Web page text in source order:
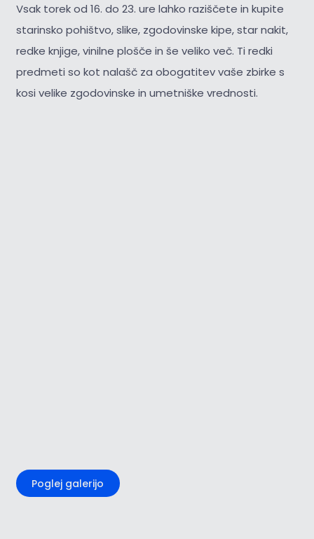
Vsak torek od 16. do 23. ure lahko raziščete in kupite
starinsko pohištvo, slike, zgodovinske kipe, star nakit,
redke knjige, vinilne plošče in še veliko več. Ti redki
predmeti so kot nalašč za obogatitev vaše zbirke s
kosi velike zgodovinske in umetniške vrednosti.
Poglej galerijo